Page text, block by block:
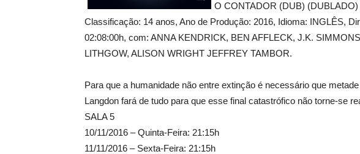
O CONTADOR (DUB)
Classificação: 14 anos, Ano de Produção: 2016, Idioma: INGLÊS,
02:08:00h, com: ANNA KENDRICK, BEN AFFLECK, J.K.
LITHGOW, ALISON WRIGHT JEFFREY TAMBOR.
Para que a humanidade não entre extinção é necessário que
Langdon fará de tudo para que esse final catastrófico não torne-se
SALA 5
10/11/2016 – Quinta-Feira: 21:15h
11/11/2016 – Sexta-Feira: 21:15h